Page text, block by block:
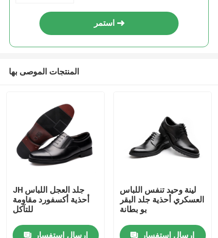
حول بنا
إتصال
استمر
المنتجات الموصى بها
JH جلد العجل اللباس
أحذية أكسفورد مقاومة
للتآكل
إرسال استفسار
لينة وحيد تنفس اللباس
العسكري أحذية جلد البقر
بو بطانة
إرسال استفسار